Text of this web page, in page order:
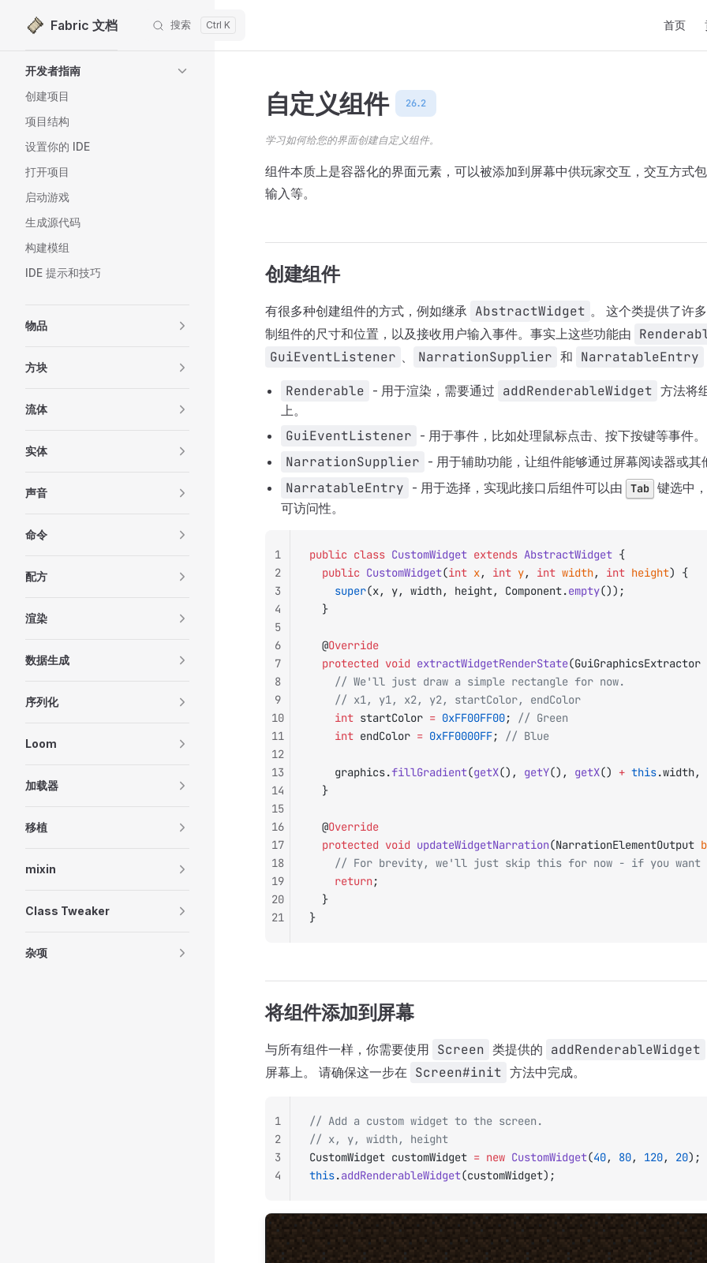
跳转到内容Fabric 文档 搜索 首页
开发者指南
创建项目
项目结构
设置你的 IDE
打开项目
启动游戏
生成源代码
构建模组
IDE 提示和技巧
物品
方块
流体
实体
声音
命令
配方
渲染
数据生成
序列化
Loom
加载器
移植
mixin
Class Tweaker
杂项
自定义组件 26.2
学习如何给您的界面创建自定义组件。
组件本质上是容器化的界面元素，可以被添加到屏幕中供玩家交互，交互方式
输入等。
创建组件
有很多种创建组件的方式，例如继承 AbstractWidget 。 这个类提供了许
制组件的尺寸和位置，以及接收用户输入事件。事实上这些功能由
GuiEventListener 、 NarrationSupplier 和 NarratableEntry
Renderable - 用于渲染，需要通过 addRenderableWidget 方法将
上。
GuiEventListener - 用于事件，比如处理鼠标点击、按下按键等事件。
NarrationSupplier - 用于辅助功能，让组件能够通过屏幕阅读器或其
NarratableEntry - 用于选择，实现此接口后组件可以由 Tab 键选中
可访问性。
public class CustomWidget extends AbstractWidget {
	public
CustomWidget(int x, int y, int width, int height) {
		super
(x, y, width, height, Component.empty());
	}
	@
Override
	protected
void extractWidgetRenderState(GuiGraphicsExtractor
		// We'll just draw a simple rectangle for now.
		// x1, y1, x2, y2, startColor, endColor
		int
startColor = 0xFF00FF00; // Green
		int
endColor = 0xFF0000FF; // Blue
		graphics.
fillGradient(getX(), getY(), getX() + this.width,
	}
	@
Override
	protected
void updateWidgetNarration(NarrationElementOutput
// For brevity, we'll just skip this for now - if you
		return
;
	}
}
1
2
3
4
5
6
7
8
9
10
11
12
13
14
15
16
17
18
19
20
21
将组件添加到屏幕
与所有组件一样，你需要使用 Screen 类提供的 addRenderableWidget
屏幕上。 请确保这一步在 Screen#init 方法中完成。
// Add a custom widget to the screen.
// x, y, width, height
CustomWidget customWidget = new CustomWidget(40, 80, 120, 20);
this.addRenderableWidget(customWidget);
1
2
3
4